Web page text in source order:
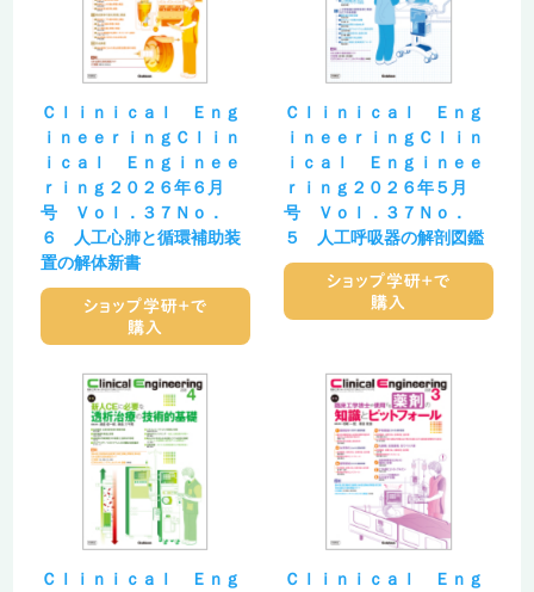
Ｃｌｉｎｉｃａｌ Ｅｎｇ
ｉｎｅｅｒｉｎｇＣｌｉｎ
ｉｃａｌ Ｅｎｇｉｎｅｅ
ｒｉｎｇ２０２６年６月
号 Ｖｏｌ．３７Ｎｏ．
６ 人工心肺と循環補助装
置の解体新書
Ｃｌｉｎｉｃａｌ Ｅｎｇ
ｉｎｅｅｒｉｎｇＣｌｉｎ
ｉｃａｌ Ｅｎｇｉｎｅｅ
ｒｉｎｇ２０２６年５月
号 Ｖｏｌ．３７Ｎｏ．
５ 人工呼吸器の解剖図鑑
Ｃｌｉｎｉｃａｌ Ｅｎｇ
Ｃｌｉｎｉｃａｌ Ｅｎｇ